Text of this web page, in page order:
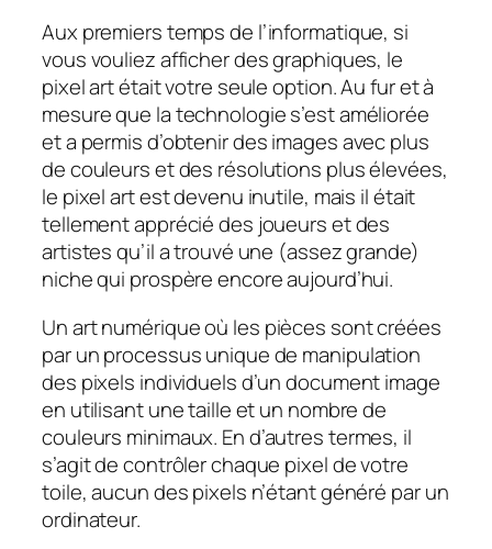
Aux premiers temps de l’informatique, si
vous vouliez afficher des graphiques, le
pixel art était votre seule option. Au fur et à
mesure que la technologie s’est améliorée
et a permis d’obtenir des images avec plus
de couleurs et des résolutions plus élevées,
le pixel art est devenu inutile, mais il était
tellement apprécié des joueurs et des
artistes qu’il a trouvé une (assez grande)
niche qui prospère encore aujourd’hui.
Un art numériqueoù les pièces sont créées
par un processus unique de manipulation
des pixels individuels d’un document image
en utilisant une taille et un nombre de
couleurs minimaux. En d’autres termes, il
s’agit de contrôler chaque pixel de votre
toile, aucun des pixels n’étant généré par un
ordinateur.